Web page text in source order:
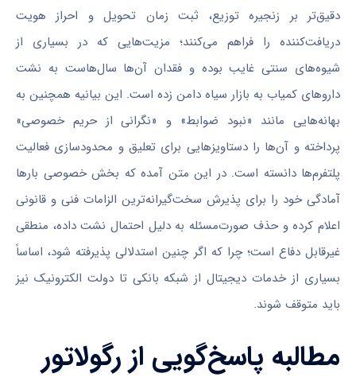
دقیق‌تر بر زنجیره توزیع، ثبت زمان تحویل و احراز هویت
دریافت‌کننده را فراهم می‌کنند؛ مزیت‌هایی که در بسیاری از
شیوه‌های سنتی غایب بوده و فقدان آن‌ها سال‌هاست به نشت
داروهای کمیاب به بازار سیاه دامن زده است. این بیانیه همچنین به
بهانه‌هایی مانند «نبود ضوابط» و «نگرانی از حریم خصوصی»
پرداخته و آن‌ها را دستاویزهایی برای تعلیق و محدودسازی فعالیت
پلتفرم‌ها دانسته است. در این متن آمده که بخش خصوصی بارها
آمادگی خود را برای پذیرش سخت‌گیرانه‌ترین الزامات فنی و قانونی
اعلام کرده و حذف صورت‌مسئله به دلیل احتمال نشت داده، منطقی
غیرقابل دفاع است؛ چرا که اگر چنین استدلالی پذیرفته شود، اساساً
بسیاری از خدمات دیجیتال از شبکه بانکی تا دولت الکترونیک نیز
باید متوقف شوند.
مطالبه پاسخ‌گویی از رگولاتور